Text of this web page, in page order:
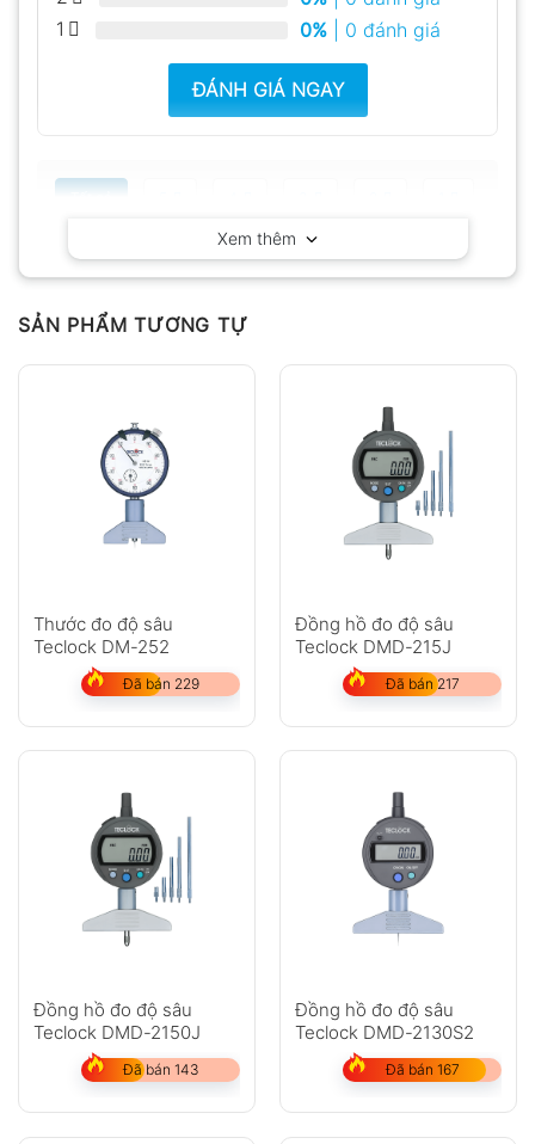
1
0% | 0 đánh giá
ĐÁNH GIÁ NGAY
Có ảnh
Chưa có đánh giá nào.
Xem thêm
SẢN PHẨM TƯƠNG TỰ
Thước đo độ sâu
Teclock DM-252
Đã bán 229
Đồng hồ đo độ sâu
Teclock DMD-215J
Đã bán 217
Đồng hồ đo độ sâu
Teclock DMD-2150J
Đã bán 143
Đồng hồ đo độ sâu
Teclock DMD-2130S2
Đã bán 167